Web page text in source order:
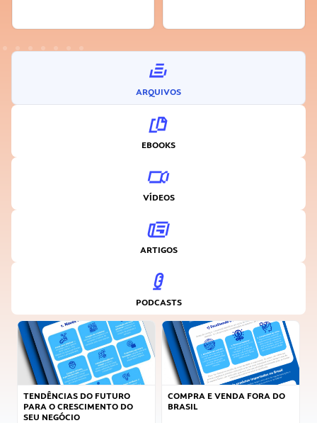
ARQUIVOS
EBOOKS
VÍDEOS
ARTIGOS
PODCASTS
TENDÊNCIAS DO FUTURO
PARA O CRESCIMENTO DO
SEU NEGÓCIO
COMPRA E VENDA FORA DO
BRASIL